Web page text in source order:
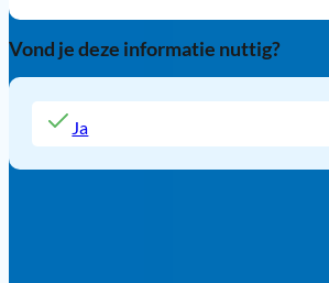
Vond je deze informatie nuttig?
Ja